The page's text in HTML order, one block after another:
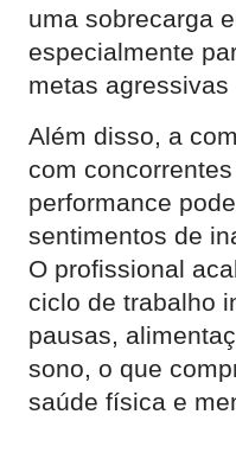
uma sobrecarga
especialmente
metas
Além disso, a
com
performance
sentimentos de
O profissional
ciclo de trabalho
pausas,
sono, o que
saúde física e